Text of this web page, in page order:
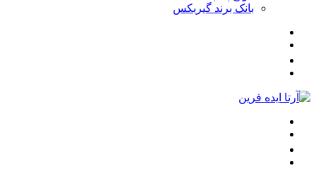
بانک برند گیربکس